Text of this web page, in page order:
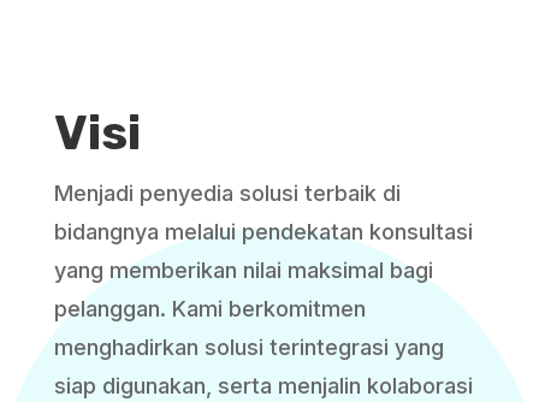
Visi
Menjadi penyedia solusi terbaik di
bidangnya melalui pendekatan konsultasi
yang memberikan nilai maksimal bagi
pelanggan. Kami berkomitmen
menghadirkan solusi terintegrasi yang
siap digunakan, serta menjalin kolaborasi